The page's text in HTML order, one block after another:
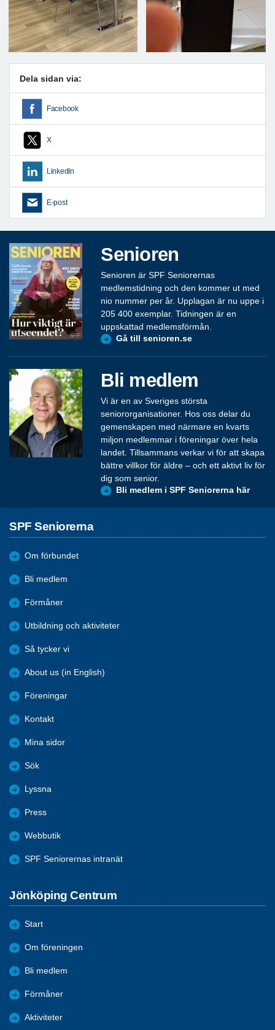
Dela sidan via:
Facebook
X
LinkedIn
E-post
Senioren
Senioren är SPF Seniorernas
medlemstidning och den kommer ut med
nio nummer per år. Upplagan är nu uppe i
205 400 exemplar. Tidningen är en
uppskattad medlemsförmån.
Gå till senioren.se
Bli medlem
Vi är en av Sveriges största
seniororganisationer. Hos oss delar du
gemenskapen med närmare en kvarts
miljon medlemmar i föreningar över hela
landet. Tillsammans verkar vi för att skapa
bättre villkor för äldre – och ett aktivt liv för
dig som senior.
Bli medlem i SPF Seniorerna här
SPF Seniorerna
Om förbundet
Bli medlem
Förmåner
Utbildning och aktiviteter
Så tycker vi
About us (in English)
Föreningar
Kontakt
Mina sidor
Sök
Lyssna
Press
Webbutik
SPF Seniorernas intranät
Jönköping Centrum
Start
Om föreningen
Bli medlem
Förmåner
Aktiviteter